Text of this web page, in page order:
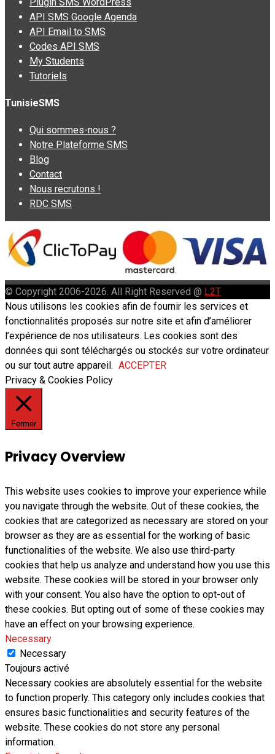
API SMS Google Agenda
API Email to SMS
Codes API SMS
My Students
Tutoriels
TunisieSMS
Qui sommes-nous ?
Notre Plateforme SMS
Blog
Contact
Nous recrutons !
RDC SMS
© Copyright 2006-2026. All Right Reserved @ L2T
Nous utilisons les cookies afin de fournir les services et
fonctionnalités proposés sur notre site et afin d’améliorer
l’expérience de nos utilisateurs. Les cookies sont des
données qui sont téléchargés ou stockés sur votre ordinateur
ou sur tout autre appareil. ACCEPTER
Privacy & Cookies Policy
Fermer
Privacy Overview
This website uses cookies to improve your experience while
you navigate through the website. Out of these cookies, the
cookies that are categorized as necessary are stored on your
browser as they are as essential for the working of basic
functionalities of the website. We also use third-party
cookies that help us analyze and understand how you use this
website. These cookies will be stored in your browser only
with your consent. You also have the option to opt-out of
these cookies. But opting out of some of these cookies may
have an effect on your browsing experience.
Necessary
Necessary
Toujours activé
Necessary cookies are absolutely essential for the website
to function properly. This category only includes cookies that
ensures basic functionalities and security features of the
website. These cookies do not store any personal
information.